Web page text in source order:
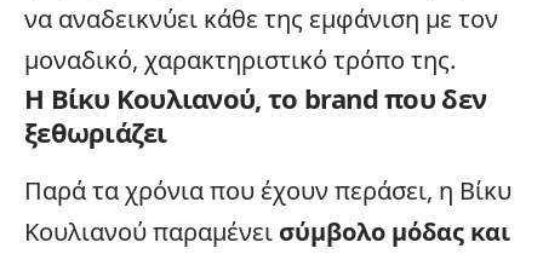
να αναδεικνύει κάθε της εμφάνιση με τον
μοναδικό, χαρακτηριστικό τρόπο της.
Η Βίκυ Κουλιανού, το brand που δεν
ξεθωριάζει
Παρά τα χρόνια που έχουν περάσει, η Βίκυ
Κουλιανού παραμένει σύμβολο μόδας και